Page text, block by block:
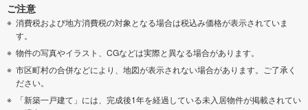
ご注意
消費税および地方消費税の対象となる場合は税込み価格が表示されていま
す。
物件の写真やイラスト、CGなどは実際と異なる場合があります。
市区町村の合併などにより、地図が表示されない場合があります。ご了承く
ださい。
「新築一戸建て」には、完成後1年を経過している未入居物件が掲載されてい